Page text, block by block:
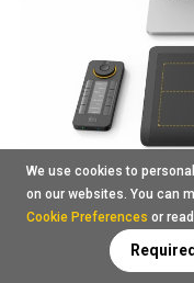
We use cookies to
on our websites. You can
Cookie Preferences or